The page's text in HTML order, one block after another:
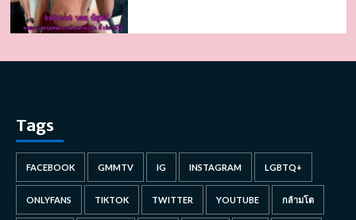
Tags
FACEBOOK GMMTV IG INSTAGRAM LGBTQ+
ONLYFANS TIKTOK TWITTER YOUTUBE กล้ามโต